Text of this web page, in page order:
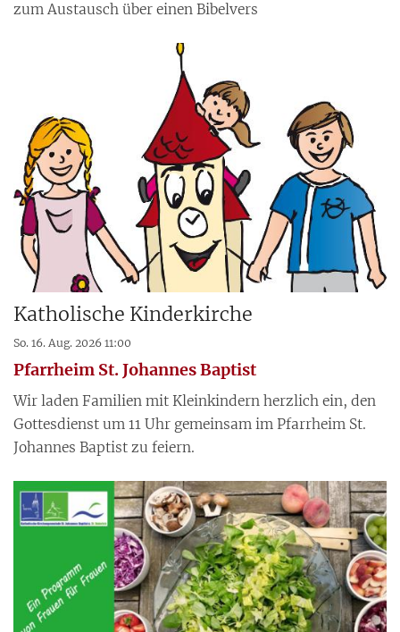
zum Austausch über einen Bibelvers
Katholische Kinderkirche
So. 16. Aug. 2026 11:00
Pfarrheim St. Johannes Baptist
Wir laden Familien mit Kleinkindern herzlich ein, den
Gottesdienst um 11 Uhr gemeinsam im Pfarrheim St.
Johannes Baptist zu feiern.